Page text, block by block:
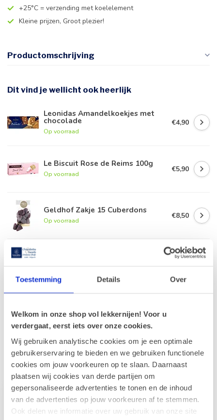
Toestemming Details Over
Welkom in onze shop vol lekkernijen! Voor u
verdergaat, eerst iets over onze cookies.
Wij gebruiken analytische cookies om je een optimale
gebruikerservaring te bieden en we gebruiken functionele
cookies om jouw voorkeuren op te slaan. Daarnaast
plaatsen wij cookies van derde partijen om
gepersonaliseerde advertenties te tonen en de inhoud
van de advertenties op jouw voorkeuren af te stemmen.
Ook delen we informatie over uw gebruik van onze site
+25°C = verzending met koelelement
Kleine prijzen, Groot plezier!
Productomschrijving
Dit vind je wellicht ook heerlijk
Leonidas Amandelkoekjes met
chocolade
Op voorraad
€4,90
Le Biscuit Rose de Reims 100g
Op voorraad
€5,90
Geldhof Zakje 15 Cuberdons
Op voorraad
€8,50
€16,10
Op voorraad
Recent bekeken